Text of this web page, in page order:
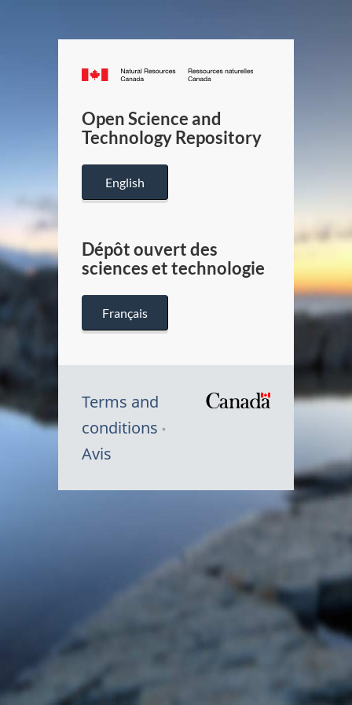
Canada.ca
/
Canada
Open Science and
Technology Repository
English
Dépôt ouvert des
sciences et technologie
Français
Terms and
conditions
Avis
du